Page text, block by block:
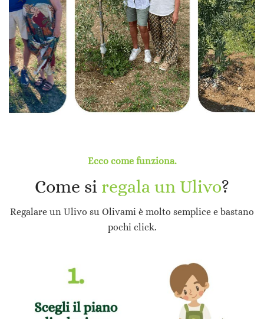
Ecco come funziona.
Come si regala un Ulivo?
Regalare un Ulivo su Olivami è molto semplice e bastano
pochi click.